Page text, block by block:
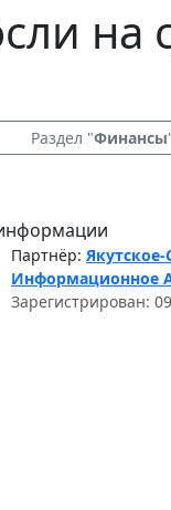
на
Раздел "Финансы
Партнёр: Якутское-
Информационное
Зарегистрирован: